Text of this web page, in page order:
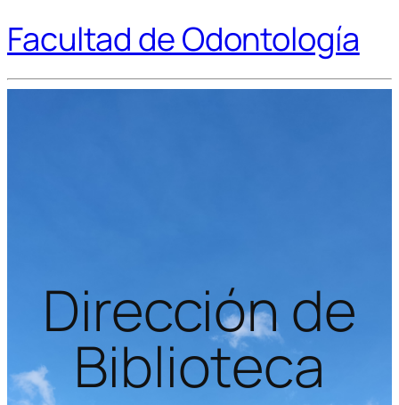
Facultad de Odontología
Dirección de
Biblioteca